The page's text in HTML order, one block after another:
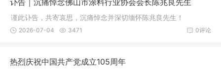
谨此讣告，共寄哀思，沉痛悼念并深切缅怀陈兆良先生！
0评论
2026-07-04 3471
热烈庆祝中国共产党成立105周年